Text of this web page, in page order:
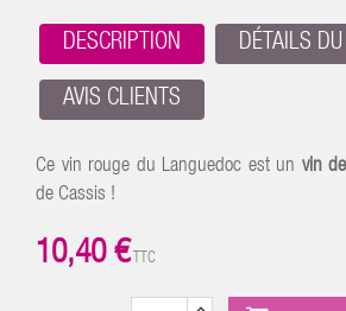
DESCRIPTION DÉTAILS DU
AVIS CLIENTS
Ce vin rouge du Languedoc est un vin
de Cassis !
10,40 € TTC